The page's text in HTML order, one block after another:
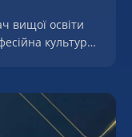
вищої освіти
культура